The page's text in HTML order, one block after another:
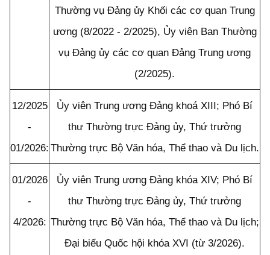
Thường vụ Đảng ủy Khối các cơ quan Trung
ương (8/2022 - 2/2025), Ủy viên Ban Thường
vụ Đảng ủy các cơ quan Đảng Trung ương
(2/2025).
12/2025
-
01/2026:
Ủy viên Trung ương Đảng khoá XIII; Phó Bí
thư Thường trực Đảng ủy, Thứ trưởng
Thường trực Bộ Văn hóa, Thể thao và Du lịch.
01/2026
-
4/2026:
Ủy viên Trung ương Đảng khóa XIV; Phó Bí
thư Thường trực Đảng ủy, Thứ trưởng
Thường trực Bộ Văn hóa, Thể thao và Du lịch;
Đại biểu Quốc hội khóa XVI (từ 3/2026).